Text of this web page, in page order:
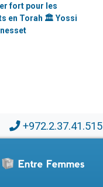
fort pour les
en Torah 🏛️ Yossi
+972.2.37.41.515